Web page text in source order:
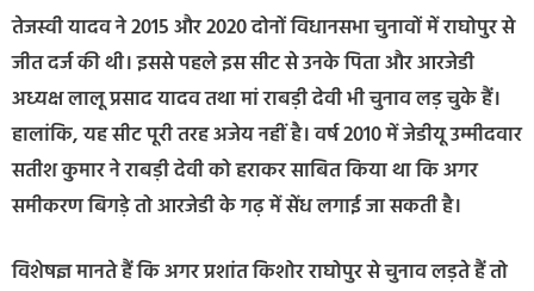
तेजस्वी यादव ने 2015 और 2020 दोनों विधानसभा चुनावों में राघोपुर से
जीत दर्ज की थी। इससे पहले इस सीट से उनके पिता और आरजेडी
अध्यक्ष लालू प्रसाद यादव तथा मां राबड़ी देवी भी चुनाव लड़ चुके हैं।
हालांकि, यह सीट पूरी तरह अजेय नहीं है। वर्ष 2010 में जेडीयू उम्मीदवार
सतीश कुमार ने राबड़ी देवी को हराकर साबित किया था कि अगर
समीकरण बिगड़े तो आरजेडी के गढ़ में सेंध लगाई जा सकती है।
विशेषज्ञ मानते हैं कि अगर प्रशांत किशोर राघोपुर से चुनाव लड़ते हैं तो